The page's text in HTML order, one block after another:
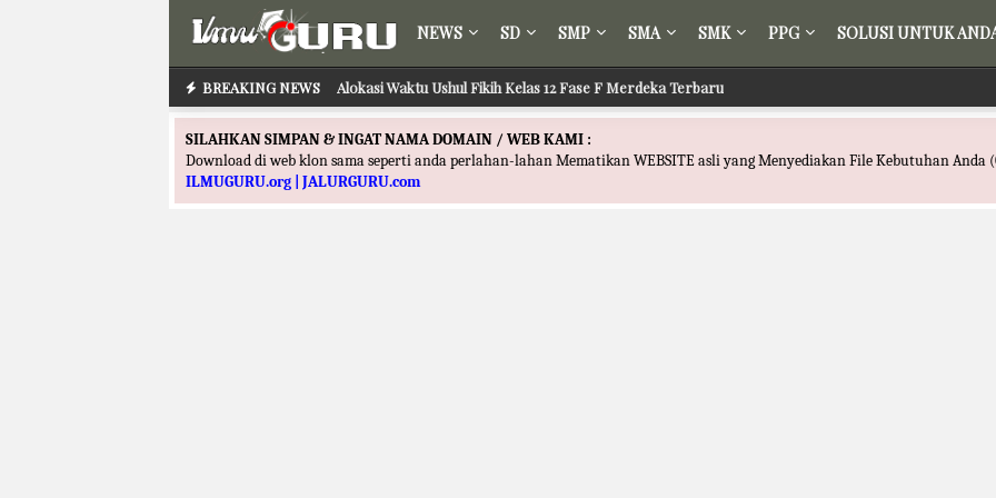
NEWS SD SMP SMA SMK PPG SOLUSI UNTUK
BREAKING NEWS Alokasi Waktu Ushul Fikih Kelas 12 Fase F Merdeka Terbaru
SILAHKAN SIMPAN & INGAT NAMA DOMAIN / WEB KAMI :
Download di web klon sama seperti anda perlahan-lahan Mematikan WEBSITE asli yang Menyediakan File Kebutuhan Anda
ILMUGURU.org | JALURGURU.com